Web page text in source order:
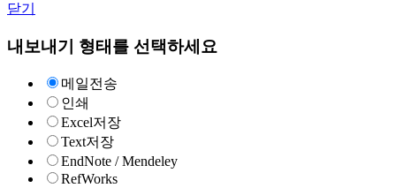
닫기
내보내기 형태를 선택하세요
메일전송
인쇄
Excel저장
Text저장
EndNote / Mendeley
RefWorks